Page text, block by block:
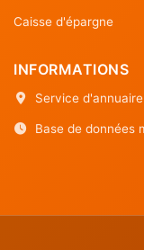
Caisse d'épargne
INFORMATIONS
Service
Base de données